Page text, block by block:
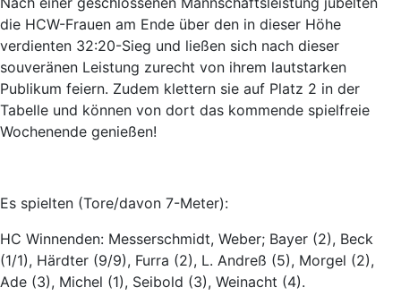
die HCW-Frauen am Ende über den in dieser Höhe
verdienten 32:20-Sieg und ließen sich nach dieser
souveränen Leistung zurecht von ihrem lautstarken
Publikum feiern. Zudem klettern sie auf Platz 2 in der
Tabelle und können von dort das kommende spielfreie
Wochenende genießen!
Es spielten (Tore/davon 7-Meter):
HC Winnenden: Messerschmidt, Weber; Bayer (2), Beck
(1/1), Härdter (9/9), Furra (2), L. Andreß (5), Morgel (2),
Ade (3), Michel (1), Seibold (3), Weinacht (4).